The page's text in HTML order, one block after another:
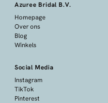
Azuree Bridal B.V.
Homepage
Over ons
Blog
Winkels
Social Media
Instagram
TikTok
Pinterest